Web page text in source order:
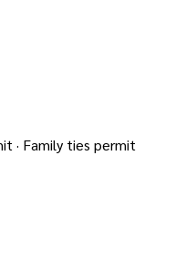
· Family ties permit